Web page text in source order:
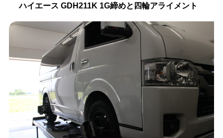
ハイエース GDH211K 1G締めと四輪アライメント